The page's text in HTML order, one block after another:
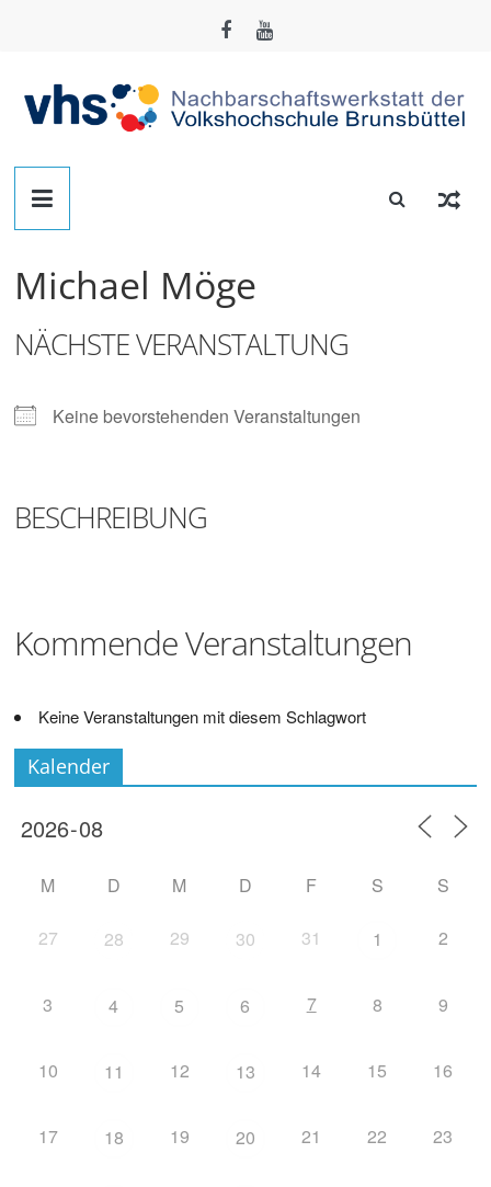
Nachbarschafts-
Werkstatt
Brunsbüttel
Der
zum
und
Michael Möge
NÄCHSTE VERANSTALTUNG
Keine bevorstehenden Veranstaltungen
BESCHREIBUNG
Kommende Veranstaltungen
Keine Veranstaltungen mit diesem Schlagwort
Kalender
M D M D F S S
27 28 29 30 31 1 2
3 4 5 6 7 8 9
10 11 12 13 14 15 16
17 18 19 20 21 22 23